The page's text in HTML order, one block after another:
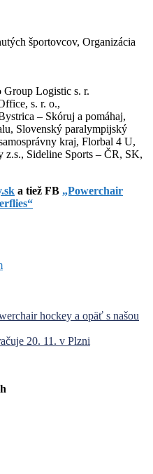
športovcov, Organizácia
Logistic s. r.
s. r. o.,
– Skóruj a pomáhaj,
Slovenský paralympijský
kraj, Florbal 4 U,
z.s., Sideline Sports – ČR, SK,
a tiež FB „Powerchair
hockey a opäť s našou
20. 11. v Plzni